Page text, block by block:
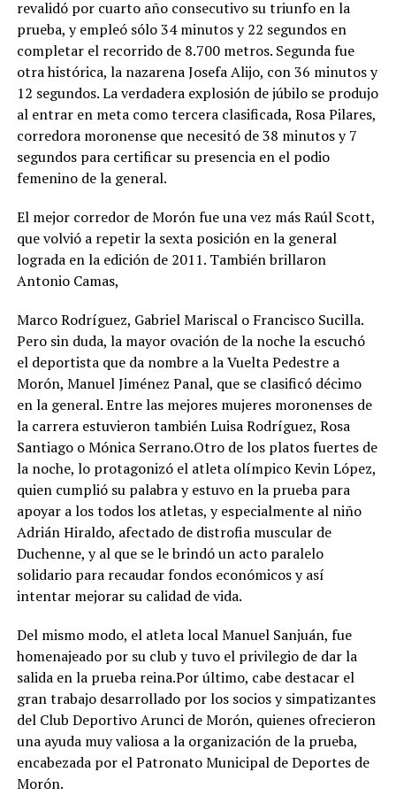
revalidó por cuarto año consecutivo su triunfo en la
prueba, y empleó sólo 34 minutos y 22 segundos en
completar el recorrido de 8.700 metros. Segunda fue
otra histórica, la nazarena Josefa Alijo, con 36 minutos y
12 segundos. La verdadera explosión de júbilo se produjo
al entrar en meta como tercera clasificada, Rosa Pilares,
corredora moronense que necesitó de 38 minutos y 7
segundos para certificar su presencia en el podio
femenino de la general.
El mejor corredor de Morón fue una vez más Raúl Scott,
que volvió a repetir la sexta posición en la general
lograda en la edición de 2011. También brillaron
Antonio Camas,
Marco Rodríguez, Gabriel Mariscal o Francisco Sucilla.
Pero sin duda, la mayor ovación de la noche la escuchó
el deportista que da nombre a la Vuelta Pedestre a
Morón, Manuel Jiménez Panal, que se clasificó décimo
en la general. Entre las mejores mujeres moronenses de
la carrera estuvieron también Luisa Rodríguez, Rosa
Santiago o Mónica Serrano.Otro de los platos fuertes de
la noche, lo protagonizó el atleta olímpico Kevin López,
quien cumplió su palabra y estuvo en la prueba para
apoyar a los todos los atletas, y especialmente al niño
Adrián Hiraldo, afectado de distrofia muscular de
Duchenne, y al que se le brindó un acto paralelo
solidario para recaudar fondos económicos y así
intentar mejorar su calidad de vida.
Del mismo modo, el atleta local Manuel Sanjuán, fue
homenajeado por su club y tuvo el privilegio de dar la
salida en la prueba reina.Por último, cabe destacar el
gran trabajo desarrollado por los socios y simpatizantes
del Club Deportivo Arunci de Morón, quienes ofrecieron
una ayuda muy valiosa a la organización de la prueba,
encabezada por el Patronato Municipal de Deportes de
Morón.